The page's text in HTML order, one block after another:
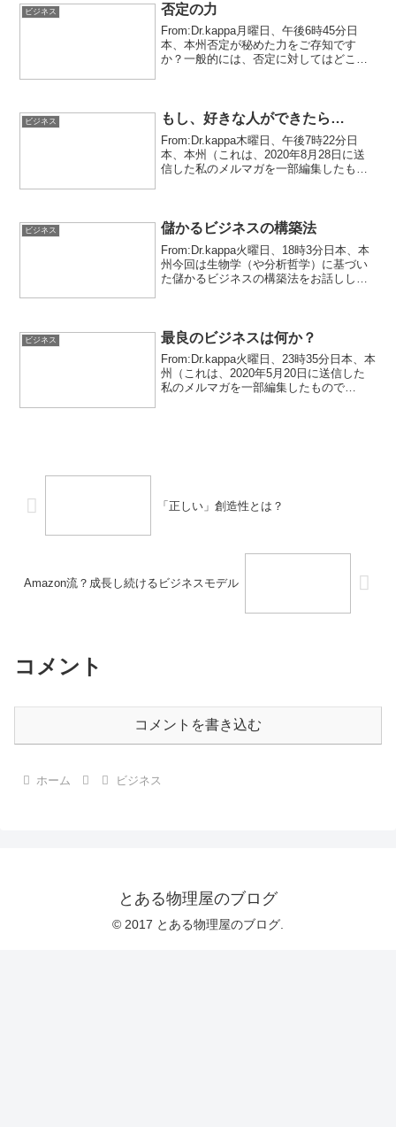
ビジネス 否定の力
From:Dr.kappa月曜日、午後6時45分日
本、本州否定が秘めた力をご存知です
か？一般的には、否定に対してはどこか
こで、今回は...
ビジネス もし、好きな人ができたら…
From:Dr.kappa木曜日、午後7時22分日
本、本州（これは、2020年8月28日に送
信した私のメルマガを一部編集したもの
し...
ビジネス 儲かるビジネスの構築法
From:Dr.kappa火曜日、18時3分日本、本
州今回は生物学（や分析哲学）に基づい
た儲かるビジネスの構築法をお話ししま
こか、と...
ビジネス 最良のビジネスは何か？
From:Dr.kappa火曜日、23時35分日本、本
州（これは、2020年5月20日に送信した
私のメルマガを一部編集したもので
「正しい」創造性とは？
Amazon流？成長し続けるビジネスモデル
コメント
コメントを書き込む
ホーム ビジネス
とある物理屋のブログ
© 2017 とある物理屋のブログ.